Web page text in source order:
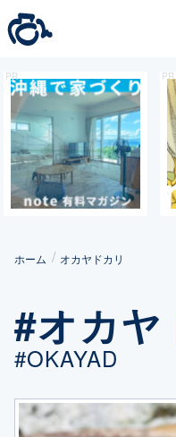
ホーム オカヤドカリ
#オカヤ
#OKAYAD